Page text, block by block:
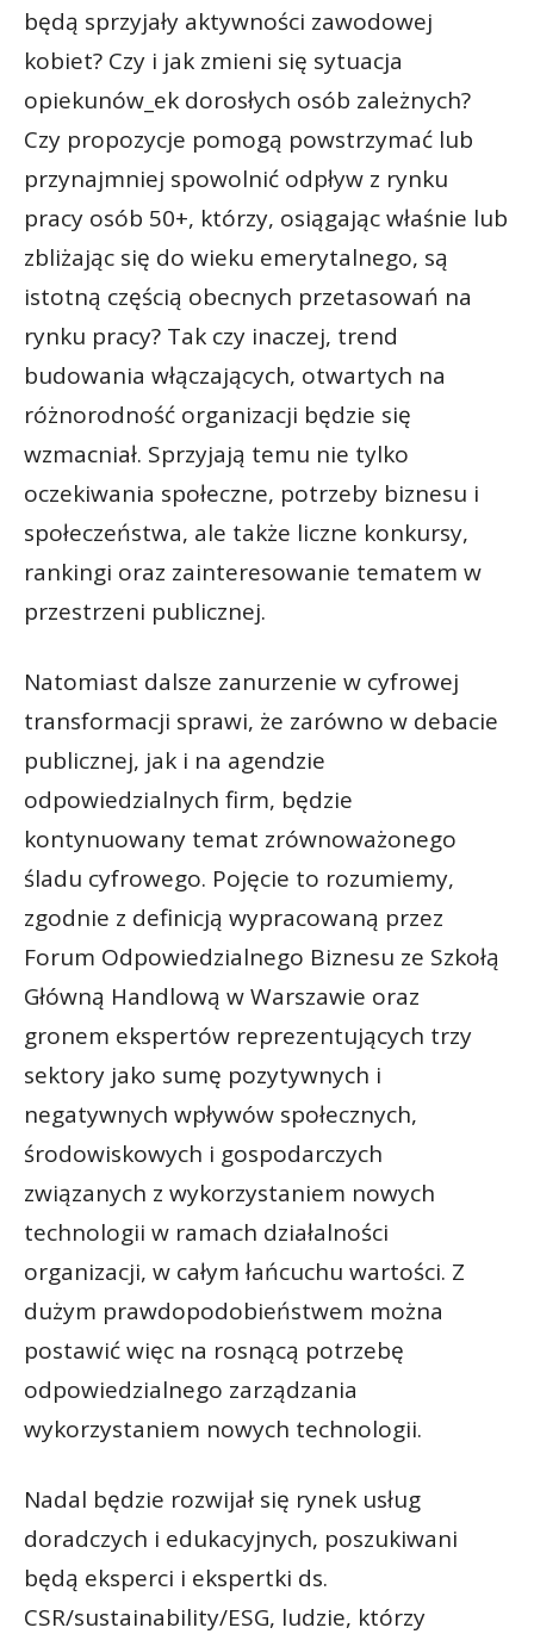
będą sprzyjały aktywności zawodowej
kobiet? Czy i jak zmieni się sytuacja
opiekunów_ek dorosłych osób zależnych?
Czy propozycje pomogą powstrzymać lub
przynajmniej spowolnić odpływ z rynku
pracy osób 50+, którzy, osiągając właśnie lub
zbliżając się do wieku emerytalnego, są
istotną częścią obecnych przetasowań na
rynku pracy? Tak czy inaczej, trend
budowania włączających, otwartych na
różnorodność organizacji będzie się
wzmacniał. Sprzyjają temu nie tylko
oczekiwania społeczne, potrzeby biznesu i
społeczeństwa, ale także liczne konkursy,
rankingi oraz zainteresowanie tematem w
przestrzeni publicznej.
Natomiast dalsze zanurzenie w cyfrowej
transformacji sprawi, że zarówno w debacie
publicznej, jak i na agendzie
odpowiedzialnych firm, będzie
kontynuowany temat zrównoważonego
śladu cyfrowego. Pojęcie to rozumiemy,
zgodnie z definicją wypracowaną przez
Forum Odpowiedzialnego Biznesu ze Szkołą
Główną Handlową w Warszawie oraz
gronem ekspertów reprezentujących trzy
sektory jako sumę pozytywnych i
negatywnych wpływów społecznych,
środowiskowych i gospodarczych
związanych z wykorzystaniem nowych
technologii w ramach działalności
organizacji, w całym łańcuchu wartości. Z
dużym prawdopodobieństwem można
postawić więc na rosnącą potrzebę
odpowiedzialnego zarządzania
wykorzystaniem nowych technologii.
Nadal będzie rozwijał się rynek usług
doradczych i edukacyjnych, poszukiwani
będą eksperci i ekspertki ds.
CSR/sustainability/ESG, ludzie, którzy